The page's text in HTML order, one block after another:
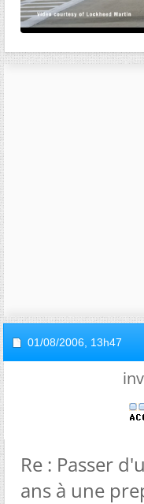
01/08/2006, 13h47
Re : Passer
ans à une